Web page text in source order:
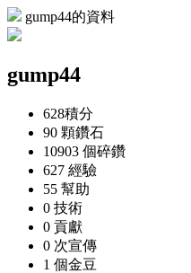
gump44的資料
gump44
628積分
90 顆鑽石
10903 個碎鑽
627 經驗
55 幫助
0 技術
0 貢獻
0 次宣傳
1 個金豆